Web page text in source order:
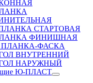
ПЛАНКА СТАРТОВАЯ
ФИНИШНАЯ
ПЛАНКА-ФАСКА
ВНУТРЕННИЙ
НАРУЖНЫЙ
Ю-ПЛАСТ